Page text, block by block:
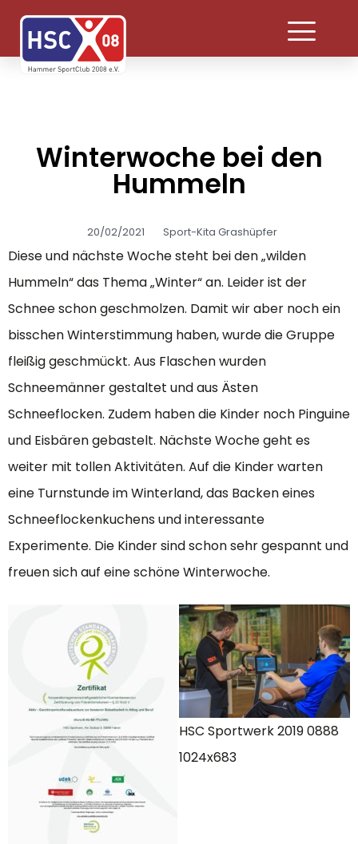
Winterwoche bei den
Hummeln
20/02/2021 Sport-Kita Grashüpfer
Diese und nächste Woche steht bei den „wilden
Hummeln“ das Thema „Winter“ an. Leider ist der
Schnee schon geschmolzen. Damit wir aber noch ein
bisschen Winterstimmung haben, wurde die Gruppe
fleißig geschmückt. Aus Flaschen wurden
Schneemänner gestaltet und aus Ästen
Schneeflocken. Zudem haben die Kinder noch Pinguine
und Eisbären gebastelt. Nächste Woche geht es
weiter mit tollen Aktivitäten. Auf die Kinder warten
eine Turnstunde im Winterland, das Backen eines
Schneeflockenkuchens und interessante
Experimente. Die Kinder sind schon sehr gespannt und
freuen sich auf eine schöne Winterwoche.
HSC Sportwerk 2019 0888
1024x683